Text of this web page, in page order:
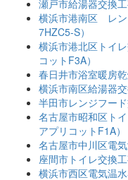
瀬戸市給湯器交換
横浜市港南区 レン
7HZC5-S）
横浜市港北区トイ
コットF3A）
春日井市浴室暖房
横浜市南区給湯器
半田市レンジフー
名古屋市昭和区ト
アプリコットF1A）
名古屋市中川区電
座間市トイレ交換
横浜市西区電気温